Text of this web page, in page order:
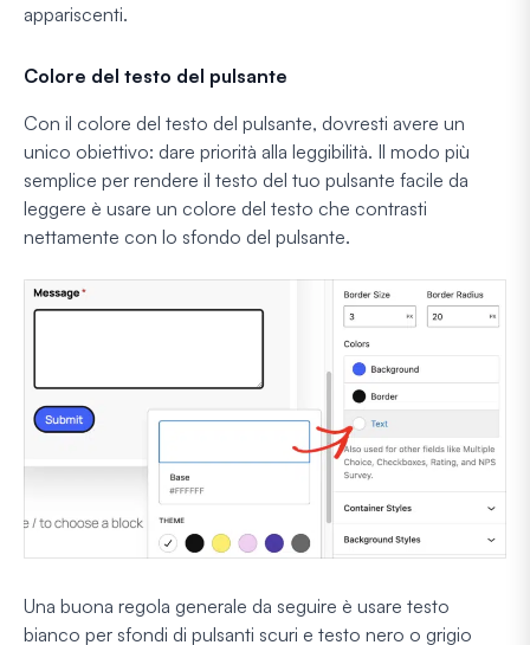
appariscenti.
Colore del testo del pulsante
Con il colore del testo del pulsante, dovresti avere un
unico obiettivo: dare priorità alla leggibilità. Il modo più
semplice per rendere il testo del tuo pulsante facile da
leggere è usare un colore del testo che contrasti
nettamente con lo sfondo del pulsante.
Una buona regola generale da seguire è usare testo
bianco per sfondi di pulsanti scuri e testo nero o grigio